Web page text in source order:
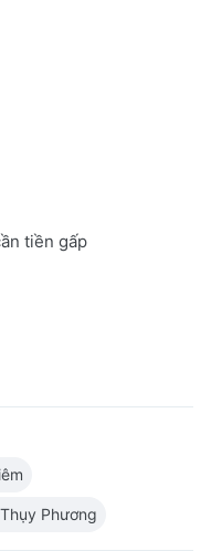
tiền gấp
Phương